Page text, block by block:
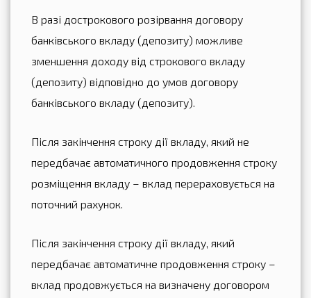
В разі дострокового розірвання договору
банківського вкладу (депозиту) можливе
зменшення доходу від строкового вкладу
(депозиту) відповідно до умов договору
банківського вкладу (депозиту).
Після закінчення строку дії вкладу, який не
передбачає автоматичного продовження строку
розміщення вкладу – вклад перераховується на
поточний рахунок.
Після закінчення строку дії вкладу, який
передбачає автоматичне продовження строку –
вклад продовжується на визначену договором